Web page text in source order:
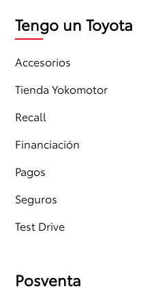
Tengo un Toyota
Accesorios
Tienda Yokomotor
Recall
Financiación
Pagos
Seguros
Test Drive
Posventa